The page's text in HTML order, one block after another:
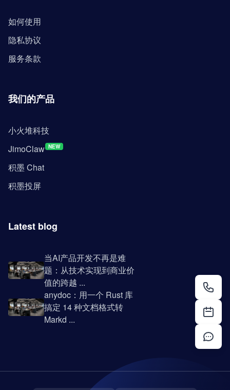
如何使用
隐私协议
服务条款
我们的产品
小火堆科技
JimoClaw NEW
积墨 Chat
积墨投屏
Latest blog
当AI产品开发不再是难
题：从技术实现到商业价
值的跨越 ...
anydoc：用一个 Rust 库
搞定 14 种文档格式转
Markd ...